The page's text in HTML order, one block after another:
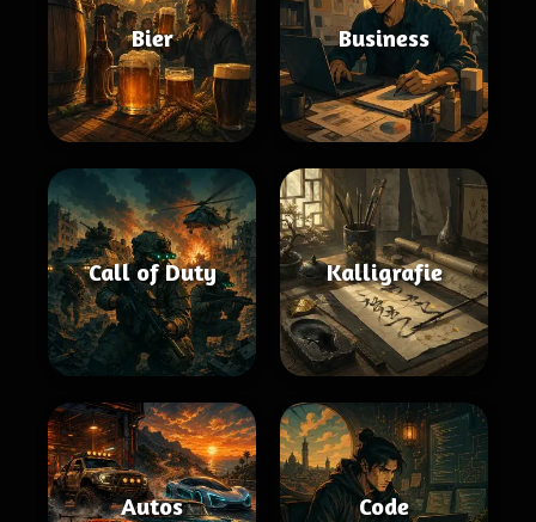
Bier Business
Call of Duty Kalligrafie
Autos Code